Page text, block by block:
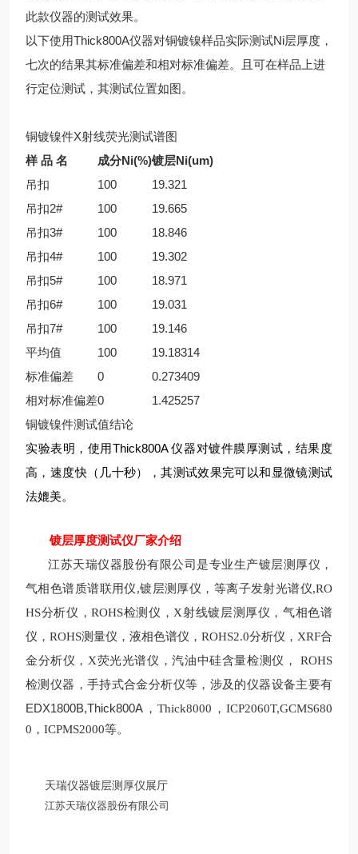
此款仪器的测试效果。
以下使用Thick800A仪器对铜镀镍样品实际测试Ni层厚度，
七次的结果其标准偏差和相对标准偏差。且可在样品上进
行定位测试，其测试位置如图。
铜镀镍件X射线荧光测试谱图
样 品 名
成分Ni(%)镀层Ni(um)
吊扣
100
19.321
吊扣2#
100
19.665
吊扣3#
100
18.846
吊扣4#
100
19.302
吊扣5#
100
18.971
吊扣6#
100
19.031
吊扣7#
100
19.146
平均值
100
19.18314
标准偏差
0
0.273409
相对标准偏差0
1.425257
铜镀镍件测试值结论
实验表明，使用Thick800A 仪器对镀件膜厚测试，结果度
高，速度快（几十秒），其测试效果完可以和显微镜测试
法媲美。
镀层厚度测试仪厂家介绍
江苏天瑞仪器股份有限公司是专业生产镀层测厚仪 ，
气相色谱质谱联用仪,镀层测厚仪 ，等离子发射光谱仪,RO
HS分析仪 ，ROHS检测仪， X射线镀层测厚仪，气相色谱
仪， ROHS测量仪，液相色谱仪， ROHS2.0分析仪，XRF合
金分析仪 ， X荧光光谱仪，汽油中硅含量检测仪，
ROHS
检测 仪器，手持式合金分析仪等，涉及的仪器设备主要有
EDX1800B,Thick800A ， Thick8000，ICP2060T,GCMS680
0，ICPMS2000等。
天瑞仪器镀层测厚仪展厅
江苏天瑞仪器股份有限公司